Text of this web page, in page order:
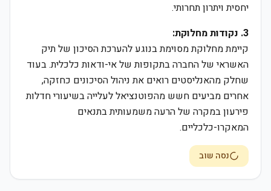
יחסית ויתרון תחרותי.
3. נקודות מחלוקת:
קיימת מחלוקת מסוימת בנוגע להערכת הסיכון של תיק
האשראי של החברה בתקופות של אי-ודאות כלכלית. בעוד
שחלק מהאנליסטים רואים את ניהול הסיכונים כחזקה,
אחרים מביעים חשש מהפוטנציאל לעלייה בשיעורי חדלות
פירעון במקרה של הרעה משמעותית בתנאים
המאקרו-כלכליים.
נסה שוב